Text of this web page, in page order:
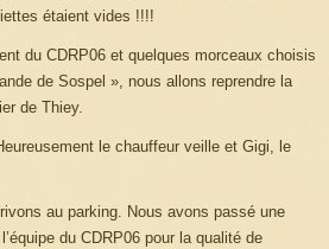
étaient vides !!!!
du CDRP06 et quelques morceaux choisis
de Sospel », nous allons reprendre la
de Thiey.
le chauffeur veille et Gigi, le
au parking. Nous avons passé une
du CDRP06 pour la qualité de